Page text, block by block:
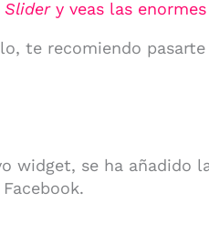
Slidery veas las
te recomiendo
widget, se ha añadido